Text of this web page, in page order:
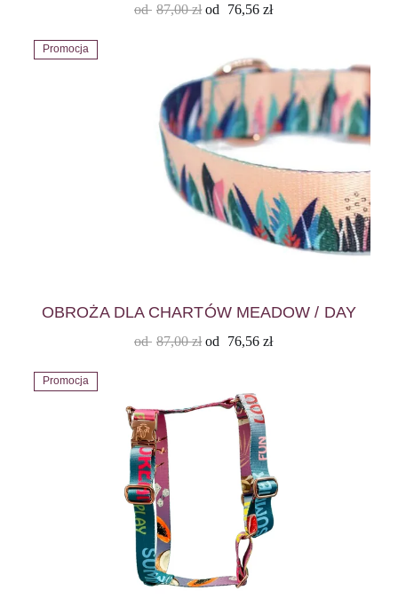
od 87,00zł od 76,56 zł
Promocja
OBROŻA DLA CHARTÓW MEADOW / DAY
od 87,00zł od 76,56 zł
Promocja